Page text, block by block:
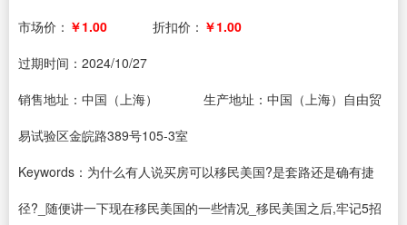
市场价： ￥1.00 折扣价： ￥1.00
过期时间： 2024/10/27
销售地址：中国（上海）
生产地址：中国（上海）自由贸
易试验区金皖路389号105-3室
Keywords：为什么有人说买房可以移民美国?是套路还是确有捷
径?_随便讲一下现在移民美国的一些情况_移民美国之后,牢记5招